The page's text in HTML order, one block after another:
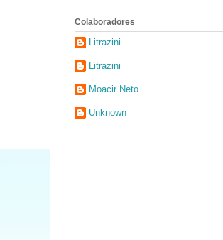
Colaboradores
Litrazini
Litrazini
Moacir Neto
Unknown